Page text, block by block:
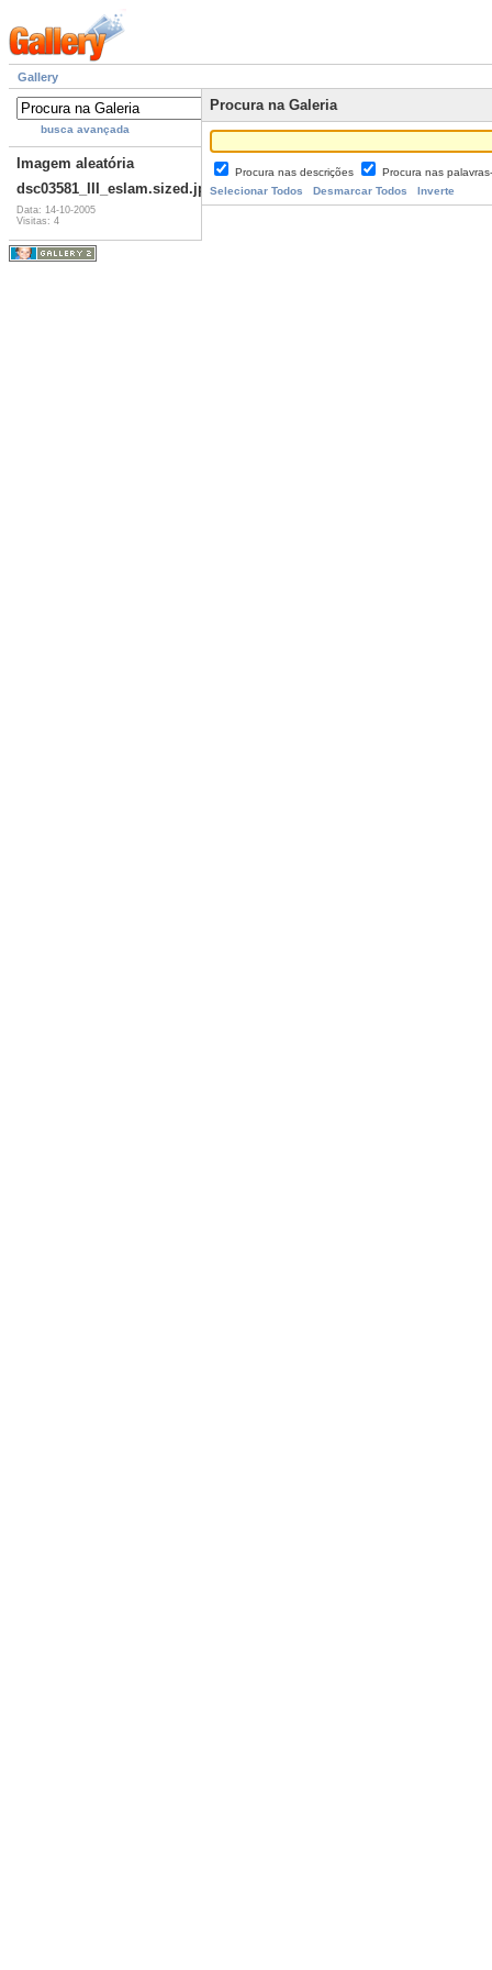
Gallery
busca avançada
Imagem aleatória
dsc03581_III_eslam.sized.jpg
Data: 14-10-2005
Visitas: 4
Procura na Galeria
Procura nas descrições
Procura nas
Selecionar Todos
Desmarcar Todos Inverte